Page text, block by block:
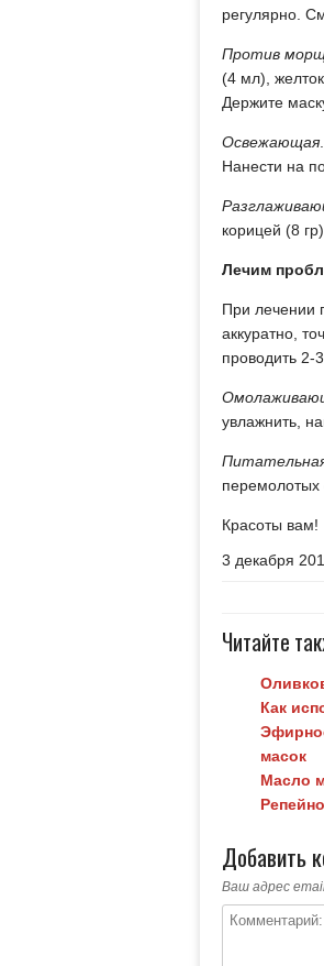
регулярно.
Против
(4 мл),
Держите
Освежающая
Нанести на
корицей (8
Лечим
При лечении
аккуратно,
проводить 2-
увлажнить,
перемолотых
Красоты вам!
3 декабря
Читайте
Как
масок
Масло
Добавить
Ваш адрес